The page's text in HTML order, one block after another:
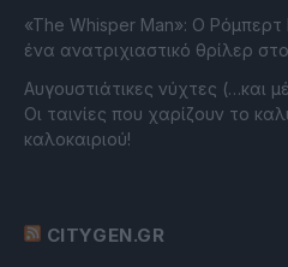
«The Whisper Man»: Ο Ρόμπερτ
ένα ανατριχιαστικό θρίλερ
Αυγουστιάτικες νύχτες (…και
Οι ταινίες που χαρίζουν το
καλοκαιριού!
CITYGEN.GR